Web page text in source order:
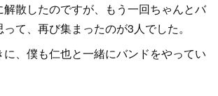
散したのですが、もう一回ちゃんとバ
て、再び集まったのが3人でした。
、僕も仁也と一緒にバンドをやってい